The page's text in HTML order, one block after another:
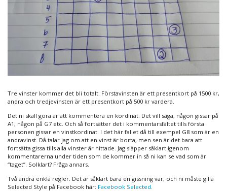
Tre vinster kommer det bli totalt. Förstavinsten är ett presentkort på 1500 kr,
andra och tredjevinsten är ett presentkort på 500 kr vardera.
Det ni skall göra är att kommentera en kordinat. Det vill säga, någon gissar på
A1, någon på G7 etc. Och så fortsätter det i kommentarsfältet tills första
personen gissar en vinstkordinat. I det här fallet då till exempel G8 som är en
andravinst. Då talar jag om att en vinst är borta, men sen är det bara att
fortsätta gissa tills alla vinster är hittade. Jag släpper såklart igenom
kommentarerna under tiden som de kommer in så ni kan se vad som är
“taget”. Solklart? Fråga annars.
Två andra enkla regler. Det är såklart bara en gissning var, och ni måste gilla
Selected Style på Facebook här: Facebook Selected.